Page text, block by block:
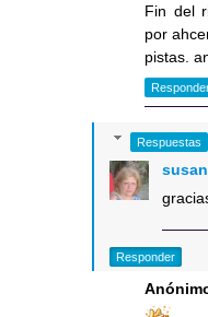
Fin del
por
pistas.
Respuestas
Responder